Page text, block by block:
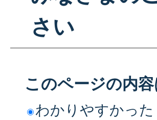
さい
このページの内
わかりやすかった